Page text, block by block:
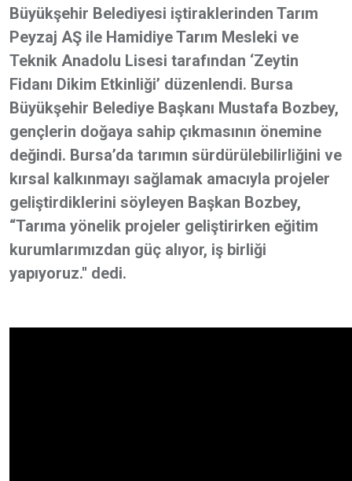
Büyükşehir Belediyesi iştiraklerinden Tarım
Peyzaj AŞ ile Hamidiye Tarım Mesleki ve
Teknik Anadolu Lisesi tarafından ‘Zeytin
Fidanı Dikim Etkinliği’ düzenlendi. Bursa
Büyükşehir Belediye Başkanı Mustafa Bozbey,
gençlerin doğaya sahip çıkmasının önemine
değindi. Bursa’da tarımın sürdürülebilirliğini ve
kırsal kalkınmayı sağlamak amacıyla projeler
geliştirdiklerini söyleyen Başkan Bozbey,
“Tarıma yönelik projeler geliştirirken eğitim
kurumlarımızdan güç alıyor, iş birliği
yapıyoruz.'' dedi.